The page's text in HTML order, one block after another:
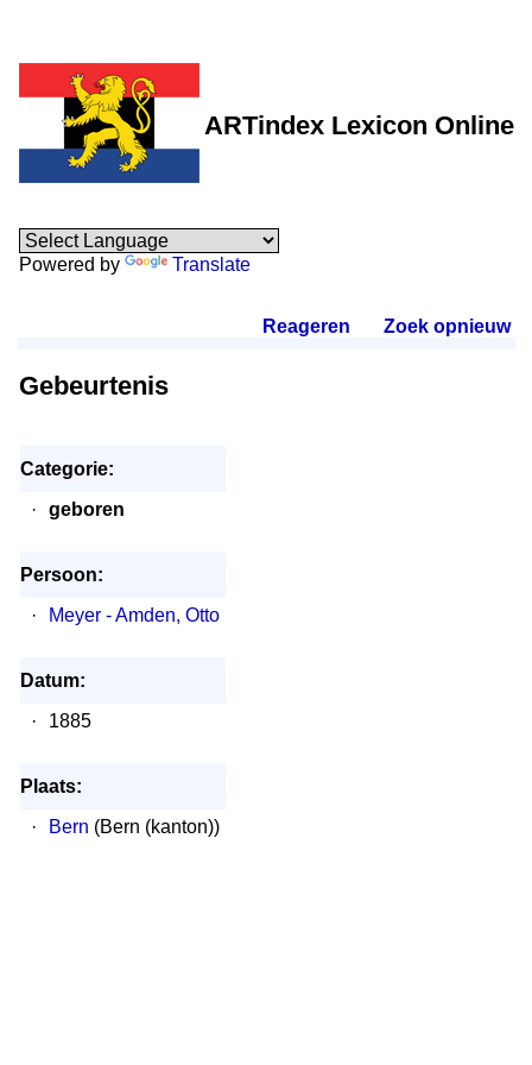
ARTindex Lexicon Online
Powered by Translate
Reageren Zoek opnieuw.
Gebeurtenis
Categorie:
·
geboren
Persoon:
·
Meyer - Amden, Otto
Datum:
·
1885
Plaats:
·
Bern (Bern (kanton))